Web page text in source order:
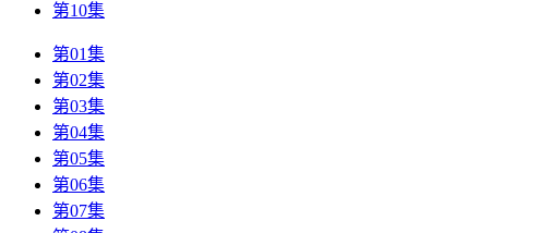
第10集
第01集
第02集
第03集
第04集
第05集
第06集
第07集